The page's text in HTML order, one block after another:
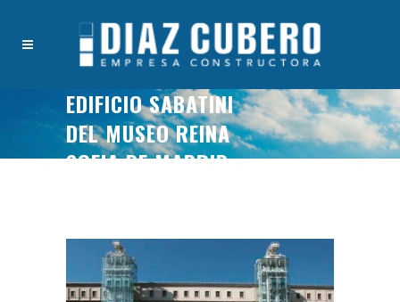
EDIFICIO SABATINI
DEL MUSEO REINA
SOFIA DE MADRID